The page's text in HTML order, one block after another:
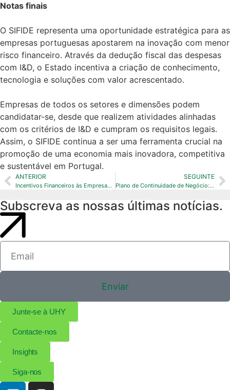
Notas finais
O SIFIDE representa uma oportunidade estratégica para as
empresas portuguesas apostarem na inovação com menor
risco financeiro. Através da dedução fiscal das despesas
com I&D, o Estado incentiva a criação de conhecimento,
tecnologia e soluções com valor acrescentado.
Empresas de todos os setores e dimensões podem
candidatar-se, desde que realizem atividades alinhadas
com os critérios de I&D e cumpram os requisitos legais.
Assim, o SIFIDE continua a ser uma ferramenta crucial na
promoção de uma economia mais inovadora, competitiva
e sustentável em Portugal.
ANTERIOR
Incentivos Financeiros às Empresas em Portugal: Tipologias e Elegibilidade
SEGUINTE
Plano de Continuidade de Negócio: A Chave da Resiliência Empresarial
Subscreva as nossas últimas notícias.
Enviar
Junte-se à UHY
Contacte-nos
Insights
Siga-nos